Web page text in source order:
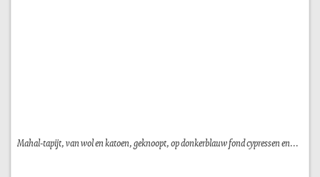
Mahal-tapijt, van wol en katoen, geknoopt, op donkerblauw fond cypressen en...